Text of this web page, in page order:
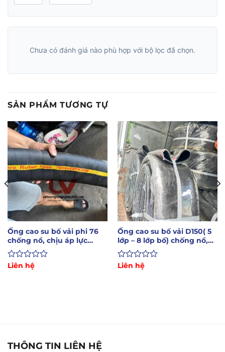
Chưa có đánh giá nào phù hợp với bộ lọc đã chọn.
SẢN PHẨM TƯƠNG TỰ
Ống cao su bố vải phi 76
chống nổ, chịu áp lực
20bar, 1 cuộn 20m
Được
Liên hệ
Ống cao su bố vải D150( 5
lớp – 8 lớp bố) chống nổ,
chịu mài mòn
Được
Liên hệ
THÔNG TIN LIÊN HỆ